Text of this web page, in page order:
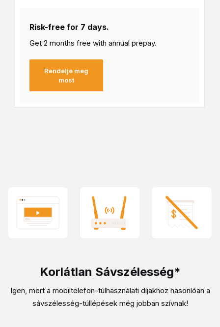
Risk-free for 7 days.
Get 2 months free with annual prepay.
Rendelje meg
most
Korlátlan Sávszélesség*
Igen, mert a mobiltelefon-túlhasználati díjakhoz hasonlóan a
sávszélesség-túllépések még jobban szívnak!